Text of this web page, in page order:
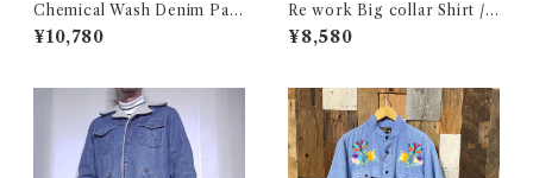
Chemical Wash Denim Pant
s / ケミカル デニム パンツ 古
着
¥10,780
Re work Big collar Shirt /
リワーク ビックカラー シャツ
古着
¥8,580